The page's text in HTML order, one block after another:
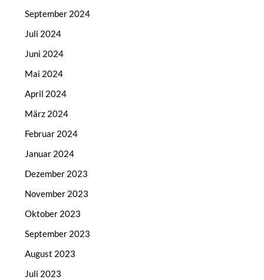
September 2024
Juli 2024
Juni 2024
Mai 2024
April 2024
März 2024
Februar 2024
Januar 2024
Dezember 2023
November 2023
Oktober 2023
September 2023
August 2023
Juli 2023